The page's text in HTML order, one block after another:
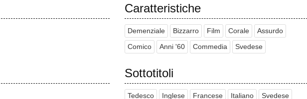
Caratteristiche
Demenziale Bizzarro Film Corale Assurdo
Comico Anni '60 Commedia Svedese
Sottotitoli
Tedesco Inglese Francese Italiano Svedese